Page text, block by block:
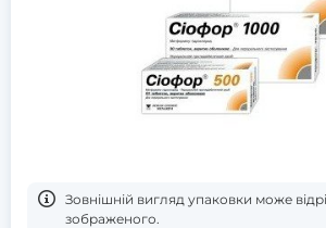
Зовнішній вигляд упаковки може
зображеного.